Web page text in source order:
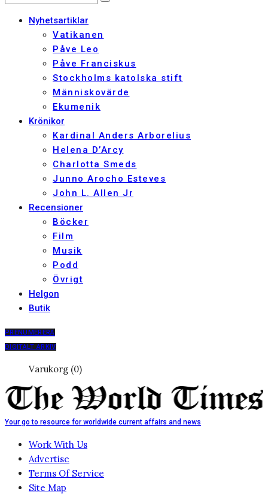
Nyhetsartiklar
Vatikanen
Påve Leo
Påve Franciskus
Stockholms katolska stift
Människovärde
Ekumenik
Krönikor
Kardinal Anders Arborelius
Helena D’Arcy
Charlotta Smeds
Junno Arocho Esteves
John L. Allen Jr
Recensioner
Böcker
Film
Musik
Podd
Övrigt
Helgon
Butik
PRENUMERERA
DIGITALT ARKIV
Varukorg (0)
Your go to resource for worldwide current affairs and news
Work With Us
Advertise
Terms Of Service
Site Map